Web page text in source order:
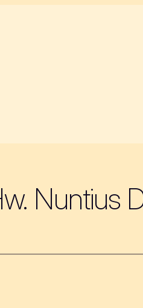
Nuntius